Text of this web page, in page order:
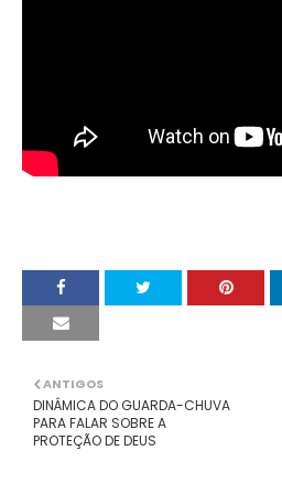
ANTIGOS
DINÂMICA DO GUARDA-CHUVA
PARA FALAR SOBRE A
PROTEÇÃO DE DEUS